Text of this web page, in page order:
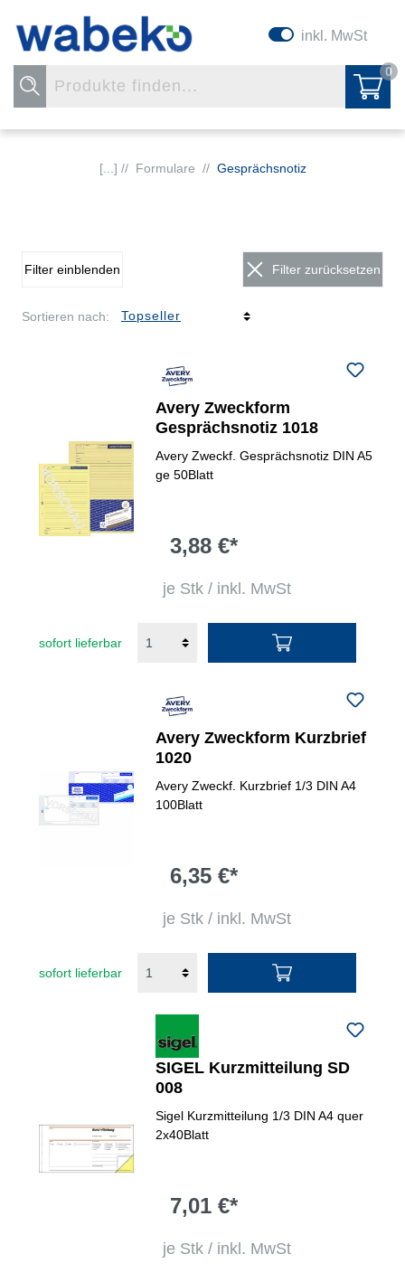
inkl. MwSt
0
[...] // Formulare // Gesprächsnotiz
Filter einblenden Filter zurücksetzen
Sortieren nach:
Avery Zweckform
Gesprächsnotiz 1018
Avery Zweckf. Gesprächsnotiz DIN A5
ge 50Blatt
3,88 €*
je Stk / inkl. MwSt
sofort lieferbar
Avery Zweckform Kurzbrief
1020
Avery Zweckf. Kurzbrief 1/3 DIN A4
100Blatt
6,35 €*
je Stk / inkl. MwSt
sofort lieferbar
SIGEL Kurzmitteilung SD
008
Sigel Kurzmitteilung 1/3 DIN A4 quer
2x40Blatt
7,01 €*
je Stk / inkl. MwSt